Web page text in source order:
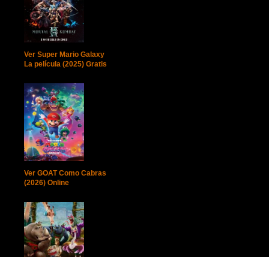
Ver Super Mario Galaxy
La película (2025) Gratis
Ver GOAT Como Cabras
(2026) Online